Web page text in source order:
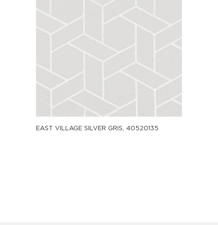
EAST VILLAGE SILVER GRIS, 40520135